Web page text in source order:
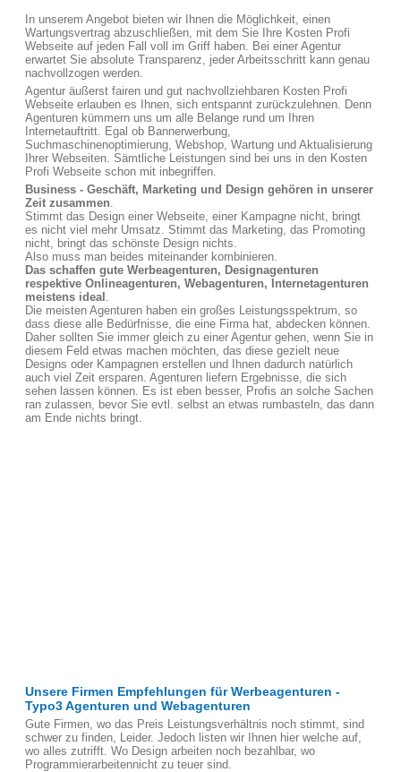
In unserem Angebot bieten wir Ihnen die Möglichkeit, einen
Wartungsvertrag abzuschließen, mit dem Sie Ihre Kosten Profi
Webseite auf jeden Fall voll im Griff haben. Bei einer Agentur
erwartet Sie absolute Transparenz, jeder Arbeitsschritt kann genau
nachvollzogen werden.
Agentur äußerst fairen und gut nachvollziehbaren Kosten Profi
Webseite erlauben es Ihnen, sich entspannt zurückzulehnen. Denn
Agenturen kümmern uns um alle Belange rund um Ihren
Internetauftritt. Egal ob Bannerwerbung,
Suchmaschinenoptimierung, Webshop, Wartung und Aktualisierung
Ihrer Webseiten. Sämtliche Leistungen sind bei uns in den Kosten
Profi Webseite schon mit inbegriffen.
Business - Geschäft, Marketing und Design gehören in unserer
Zeit zusammen.
Stimmt das Design einer Webseite, einer Kampagne nicht, bringt
es nicht viel mehr Umsatz. Stimmt das Marketing, das Promoting
nicht, bringt das schönste Design nichts.
Also muss man beides miteinander kombinieren.
Das schaffen gute Werbeagenturen, Designagenturen
respektive Onlineagenturen, Webagenturen, Internetagenturen
meistens ideal .
Die meisten Agenturen haben ein großes Leistungsspektrum, so
dass diese alle Bedürfnisse, die eine Firma hat, abdecken können.
Daher sollten Sie immer gleich zu einer Agentur gehen, wenn Sie in
diesem Feld etwas machen möchten, das diese gezielt neue
Designs oder Kampagnen erstellen und Ihnen dadurch natürlich
auch viel Zeit ersparen. Agenturen liefern Ergebnisse, die sich
sehen lassen können. Es ist eben besser, Profis an solche Sachen
ran zulassen, bevor Sie evtl. selbst an etwas rumbasteln, das dann
am Ende nichts bringt.
Unsere Firmen Empfehlungen für Werbeagenturen -
Typo3 Agenturen und Webagenturen
Gute Firmen, wo das Preis Leistungsverhältnis noch stimmt, sind
schwer zu finden, Leider. Jedoch listen wir Ihnen hier welche auf,
wo alles zutrifft. Wo Design arbeiten noch bezahlbar, wo
Programmierarbeitennicht zu teuer sind.